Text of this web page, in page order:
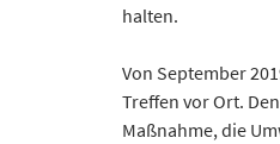
halten.
Von September
Treffen vor Ort.
Maßnahme, die